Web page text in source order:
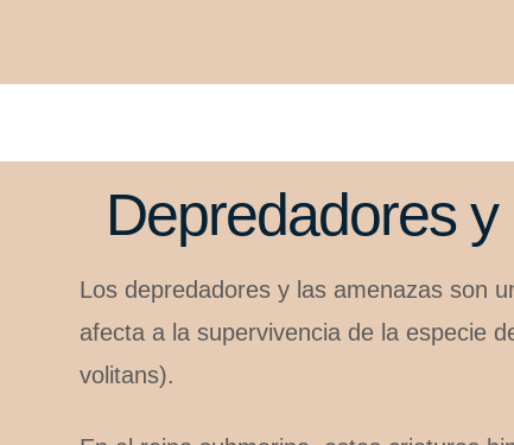
Depredadores
Los depredadores y las amenazas son
afecta a la supervivencia de la especie
volitans).